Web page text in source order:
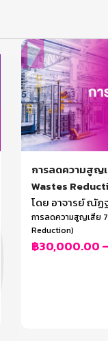
การลดความสูญ
Wastes
โดย อาจารย์ ณัฏ
การลดความสูญเสีย 7
Reduction)
฿30,000.00